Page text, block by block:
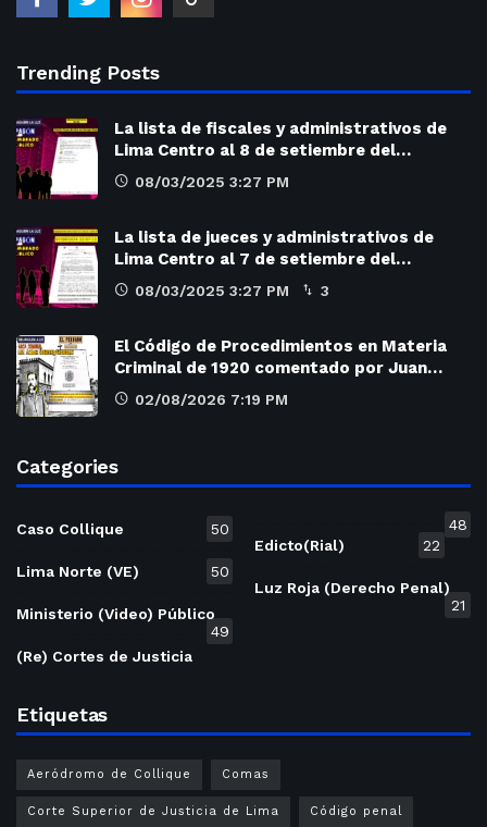
Trending Posts
La lista de fiscales y administrativos de
Lima Centro al 8 de setiembre del…
08/03/2025 3:27 PM
La lista de jueces y administrativos de
Lima Centro al 7 de setiembre del…
08/03/2025 3:27 PM 3
El Código de Procedimientos en Materia
Criminal de 1920 comentado por Juan…
02/08/2026 7:19 PM
Categories
Caso Collique 50
Lima Norte (VE) 50
Ministerio (Video) Público
49
(Re) Cortes de Justicia
48
Edicto(Rial)
22
Luz Roja (Derecho Penal)
21
Etiquetas
Aeródromo de Collique Comas
Corte Superior de Justicia de Lima Código penal